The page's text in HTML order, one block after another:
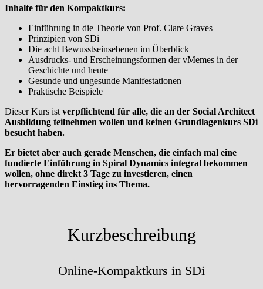
Inhalte für den Kompaktkurs:
Einführung in die Theorie von Prof. Clare Graves
Prinzipien von SDi
Die acht Bewusstseinsebenen im Überblick
Ausdrucks- und Erscheinungsformen der vMemes in der
Geschichte und heute
Gesunde und ungesunde Manifestationen
Praktische Beispiele
Dieser Kurs istverpflichtend für alle, die an der Social Architect
Ausbildung teilnehmen wollen und keinen Grundlagenkurs SDi
besucht haben.
Er bietet aber auch gerade Menschen, die einfach mal eine
fundierte Einführung in Spiral Dynamics integral bekommen
wollen, ohne direkt 3 Tage zu investieren, einen
hervorragenden Einstieg ins Thema.
Kurzbeschreibung
Online-Kompaktkurs in SDi